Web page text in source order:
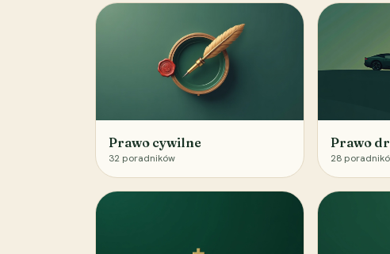
Prawo cywilne
32 poradników
Prawo
28